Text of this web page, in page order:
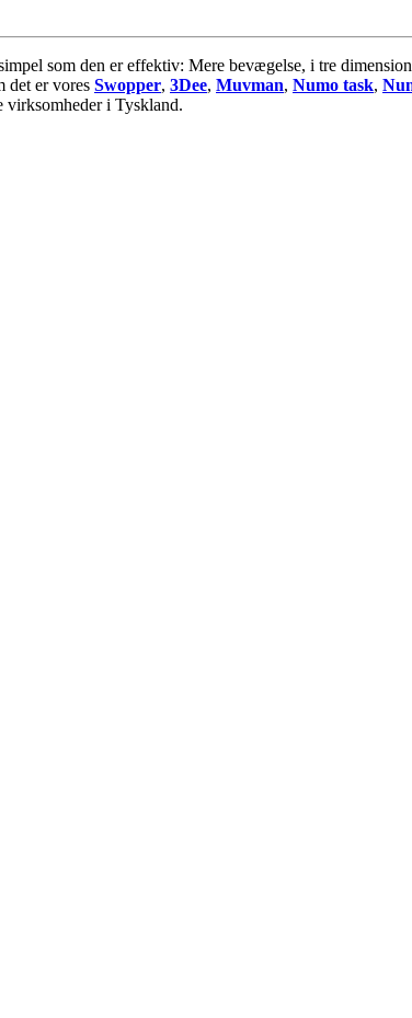
som den er effektiv: Mere bevægelse, i tre
det er vores Swopper, 3Dee, Muvman, Numo task,
virksomheder i Tyskland.